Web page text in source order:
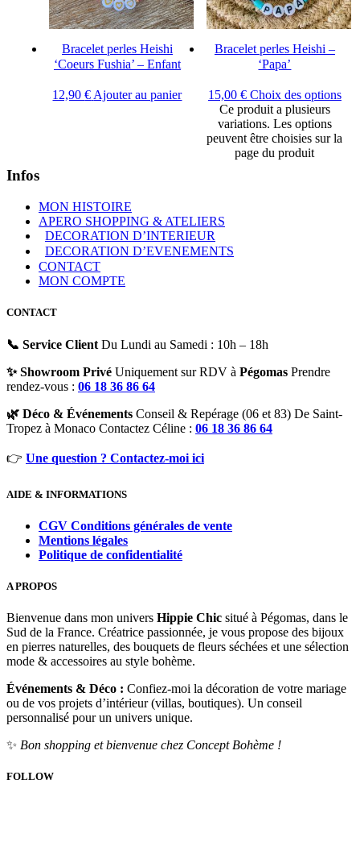
Bracelet perles Heishi
‘Coeurs Fushia’ – Enfant
12,90€ Ajouter au panier
Bracelet perles Heishi –
‘Papa’
15,00 € Choix des options
Ce produit a plusieurs
variations. Les options
peuvent être choisies sur la
page du produit
Infos
MON HISTOIRE
APERO SHOPPING & ATELIERS
DECORATION D’INTERIEUR
DECORATION D’EVENEMENTS
CONTACT
MON COMPTE
CONTACT
📞 Service Client Du Lundi au Samedi : 10h – 18h
✨ Showroom Privé Uniquement sur RDV à Pégomas Prendre
rendez-vous : 06 18 36 86 64
🌿 Déco & Événements Conseil & Repérage (06 et 83) De Saint-
Tropez à Monaco Contactez Céline : 06 18 36 86 64
👉 Une question ? Contactez-moi ici
AIDE & INFORMATIONS
CGV Conditions générales de vente
Mentions légales
Politique de confidentialité
A PROPOS
Bienvenue dans mon univers Hippie Chic situé à Pégomas, dans le
Sud de la France. Créatrice passionnée, je vous propose des bijoux
en pierres naturelles, des bouquets de fleurs séchées et une sélection
mode & accessoires au style bohème.
Événements & Déco : Confiez-moi la décoration de votre mariage
ou de vos projets d’intérieur (villas, boutiques). Un conseil
personnalisé pour un univers unique.
✨ Bon shopping et bienvenue chez Concept Bohème !
FOLLOW